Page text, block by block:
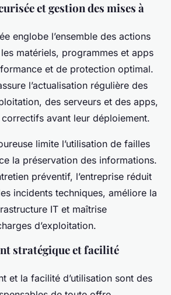
et gestion des mises à
englobe l’ensemble des actions
matériels, programmes et apps
et de protection optimal.
l’actualisation régulière des
des serveurs et des apps,
avant leur déploiement.
limite l’utilisation de failles
la préservation des informations.
préventif, l’entreprise réduit
incidents techniques, améliore la
IT et maîtrise
d’exploitation.
stratégique et facilité
et la facilité d’utilisation sont des